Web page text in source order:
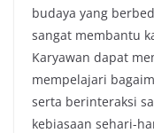
budaya yang
sangat membantu
Karyawan dapat
mempelajari
serta berinteraksi
kebiasaan sehari-